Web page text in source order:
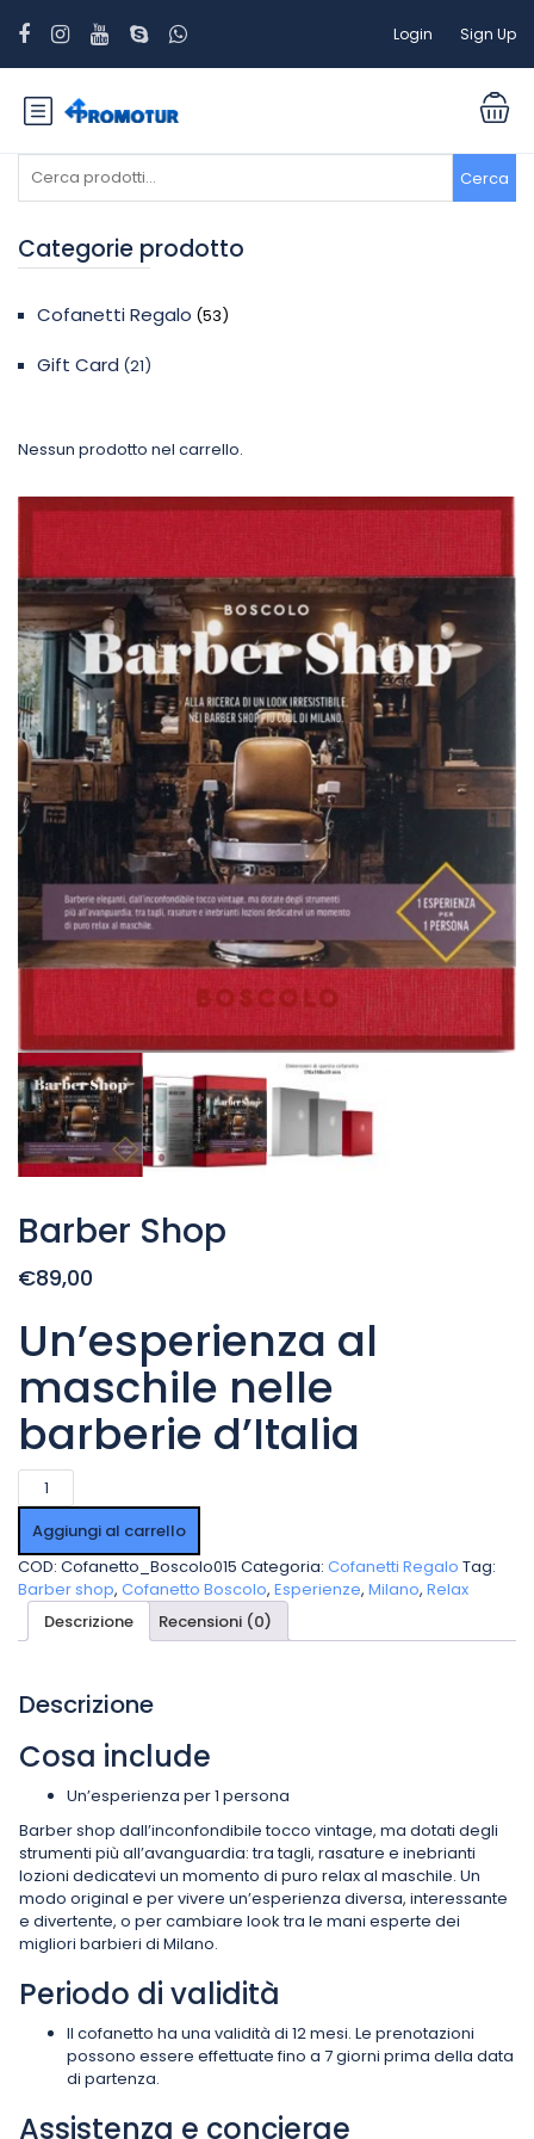
Login Sign Up
Cerca
Categorie prodotto
Cofanetti Regalo (53)
Gift Card (21)
Nessun prodotto nel carrello.
Barber Shop
€89,00
Un’esperienza al
maschile nelle
barberie d’Italia
Barber
Shop
quantità
Aggiungi al carrello
COD: Cofanetto_Boscolo015 Categoria: Cofanetti Regalo Tag:
Barber shop, Cofanetto Boscolo, Esperienze, Milano, Relax
Descrizione
Recensioni (0)
Descrizione
Cosa include
Un’esperienza per 1 persona
Barber shop dall’inconfondibile tocco vintage, ma dotati degli
strumenti più all’avanguardia: tra tagli, rasature e inebrianti
lozioni dedicatevi un momento di puro relax al maschile. Un
modo original e per vivere un’esperienza diversa, interessante
e divertente, o per cambiare look tra le mani esperte dei
migliori barbieri di Milano.
Periodo di validità
Il cofanetto ha una validità di 12 mesi. Le prenotazioni
possono essere effettuate fino a 7 giorni prima della data
di partenza.
Assistenza e concierge